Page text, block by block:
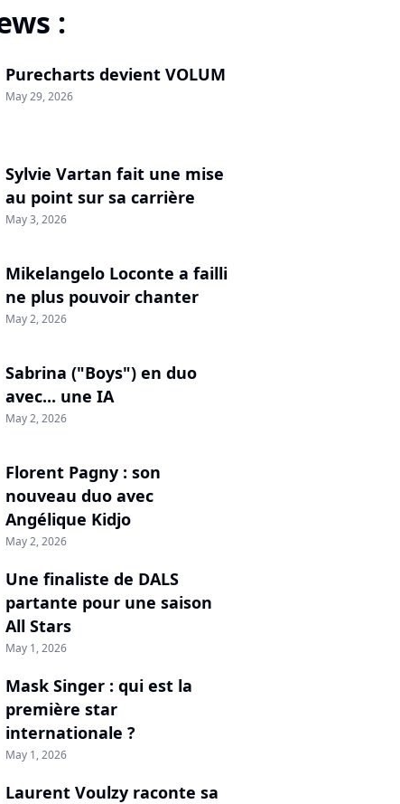
:
Purecharts devient VOLUM
May 29, 2026
Sylvie Vartan fait une mise
au point sur sa carrière
May 3, 2026
Mikelangelo Loconte a failli
ne plus pouvoir chanter
May 2, 2026
Sabrina ("Boys") en duo
avec... une IA
May 2, 2026
Florent Pagny : son
nouveau duo avec
Angélique Kidjo
May 2, 2026
Une finaliste de DALS
partante pour une saison
All Stars
May 1, 2026
Mask Singer : qui est la
première star
internationale ?
May 1, 2026
Laurent Voulzy raconte sa